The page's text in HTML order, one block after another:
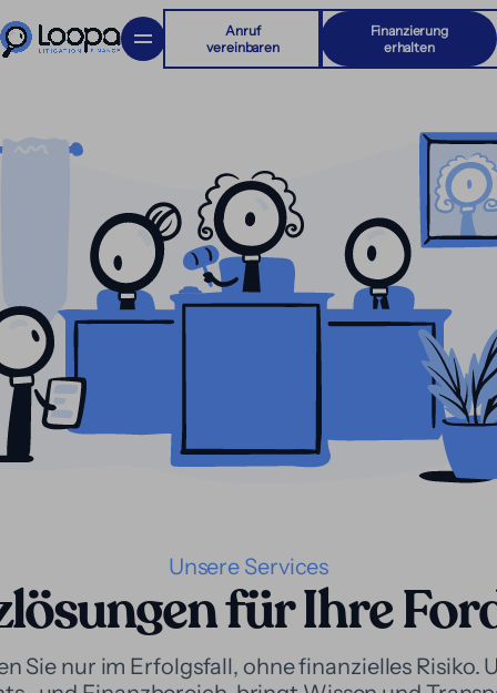
Anruf
vereinbaren
Finanzierung
erhalten
Unsere Services
für Ihre
Sie nur im Erfolgsfall, ohne finanzielles Risiko.